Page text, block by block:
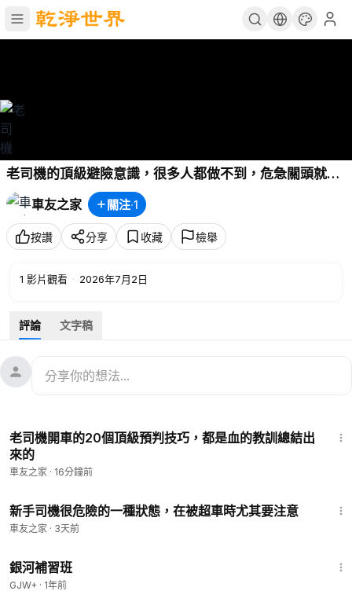
老司機的頂級避險意識，很多人都做不到，危急關頭就很
吃虧
車友之家
關注·1
按讚 分享 收藏 檢舉
1 影片觀看 · 2026年7月2日
評論 文字稿
老司機開車的20個頂級預判技巧，都是血的教訓總結出
來的
車友之家 · 16分鐘前
新手司機很危險的一種狀態，在被超車時尤其要注意
車友之家 · 3天前
銀河補習班
GJW+ · 1年前